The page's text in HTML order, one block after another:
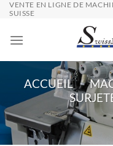
Passer
contenu
VENTE EN LIGNE DE
SUISSE
ACCUEIL /